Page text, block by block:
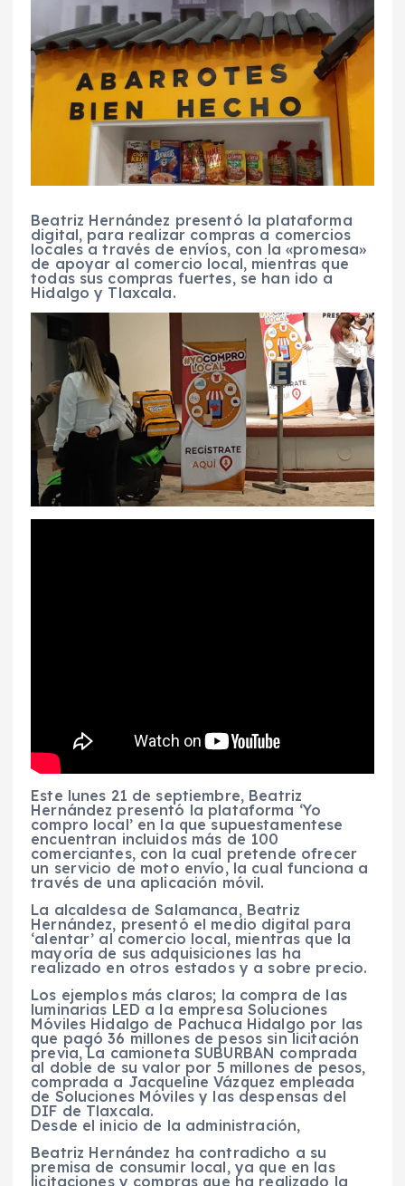
Beatriz Hernández presentó la plataforma
digital, para realizar compras a comercios
locales a través de envíos, con la «promesa»
de apoyar al comercio local, mientras que
todas sus compras fuertes, se han ido a
Hidalgo y Tlaxcala.
Este lunes 21 de septiembre, Beatriz
Hernández presentó la plataforma ‘Yo
compro local’ en la que supuestamentese
encuentran incluidos más de 100
comerciantes, con la cual pretende ofrecer
un servicio de moto envío, la cual funciona a
través de una aplicación móvil.
La alcaldesa de Salamanca, Beatriz
Hernández, presentó el medio digital para
‘alentar’ al comercio local, mientras que la
mayoría de sus adquisiciones las ha
realizado en otros estados y a sobre precio.
Los ejemplos más claros; la compra de las
luminarias LED a la empresa Soluciones
Móviles Hidalgo de Pachuca Hidalgo por las
que pagó 36 millones de pesos sin licitación
previa, La camioneta SUBURBAN comprada
al doble de su valor por 5 millones de pesos,
comprada a Jacqueline Vázquez empleada
de Soluciones Móviles y las despensas del
DIF de Tlaxcala.
Desde el inicio de la administración,
Beatriz Hernández ha contradicho a su
premisa de consumir local, ya que en las
licitaciones y compras que ha realizado la